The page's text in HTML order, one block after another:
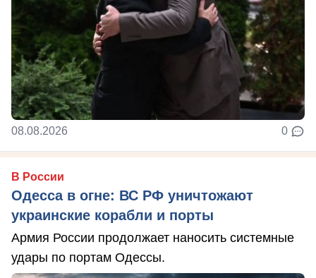
08.08.2026 0
В России
Одесса в огне: ВС РФ уничтожают
украинские корабли и порты
Армия России продолжает наносить системные
удары по портам Одессы.